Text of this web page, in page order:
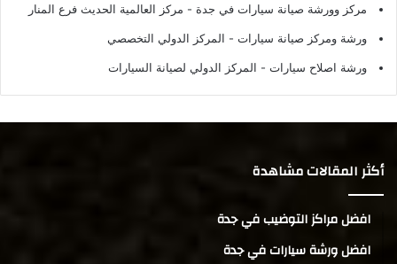
مركز وورشة صيانة سيارات في جدة - مركز العالمية الحديث فرع المنار
ورشة ومركز صيانة سيارات - المركز الدولي التخصصي
ورشة اصلاح سيارات - المركز الدولي لصيانة السيارات
أكثر المقالات مشاهدة
افضل مراكز التوضيب في جدة
افضل ورشة سيارات في جدة